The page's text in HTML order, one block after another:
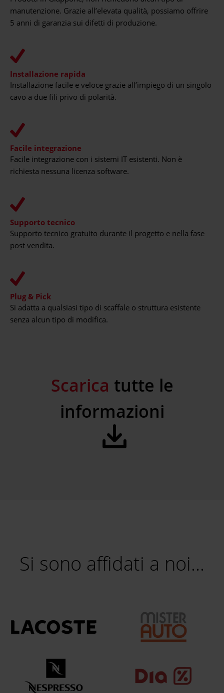
manutenzione. Grazie all’elevata qualità, possiamo offrire
5 anni di garanzia sui difetti di produzione.
Installazione rapida
Installazione facile e veloce grazie all’impiego di un singolo
cavo a due fili privo di polarità.
Facile integrazione
Facile integrazione con i sistemi IT esistenti. Non è
richiesta nessuna licenza software.
Supporto tecnico
Supporto tecnico gratuito durante il progetto e nella fase
post vendita.
Plug & Pick
Si adatta a qualsiasi tipo di scaffale o struttura esistente
senza alcun tipo di modifica.
Scarica tutte le
informazioni
Si sono affidati a noi...